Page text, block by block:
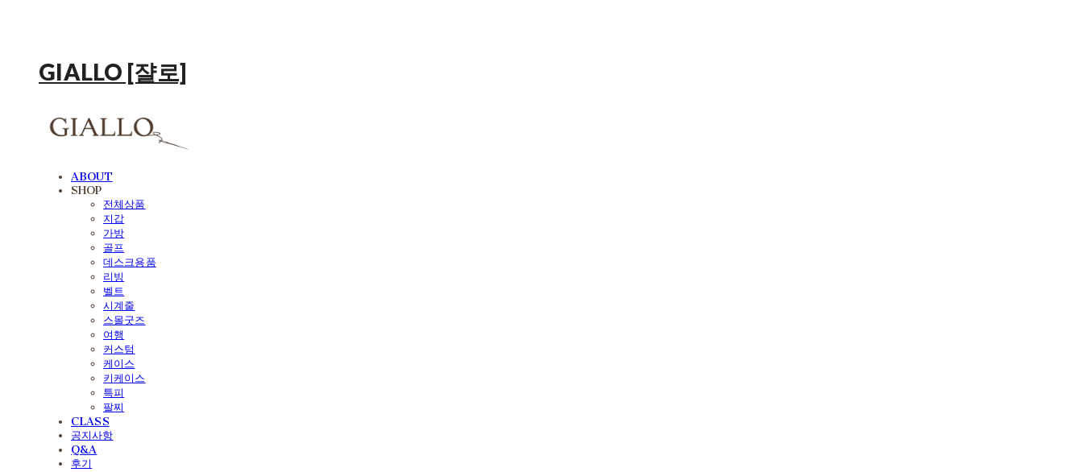
GIALLO [쟐로]
ABOUT
SHOP
전체상품
지갑
가방
골프
데스크용품
리빙
벨트
시계줄
스몰굿즈
여행
커스텀
케이스
키케이스
특피
팔찌
CLASS
공지사항
Q&A
후기